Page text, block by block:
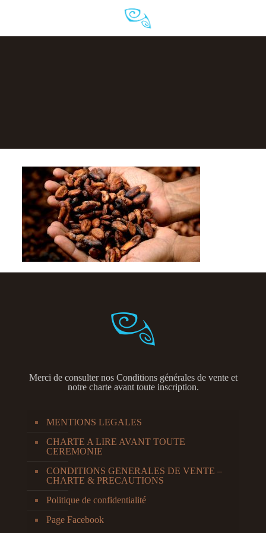
Merci de consulter nos Conditions générales de vente et
notre charte avant toute inscription.
MENTIONS LEGALES
CHARTE A LIRE AVANT TOUTE
CEREMONIE
CONDITIONS GENERALES DE VENTE –
CHARTE & PRECAUTIONS
Politique de confidentialité
Page Facebook